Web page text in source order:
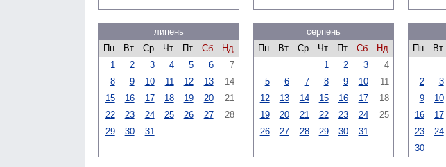
липень
Пн
Вт Ср Чт Пт Сб
Нд
1
2 3 4 5 6
7
8
9 10 11 12 13
14
15
16 17 18 19 20
21
22
23 24 25 26 27
28
29
30 31
серпень
Пн
Вт Ср Чт Пт Сб
Нд
1
2 3
4
5
6 7 8 9 10
11
12
13 14 15 16 17
18
19
20 21 22 23 24
25
26
27 28 29 30 31
Пн
Вт
2
3
9
10
16
17
23
24
30